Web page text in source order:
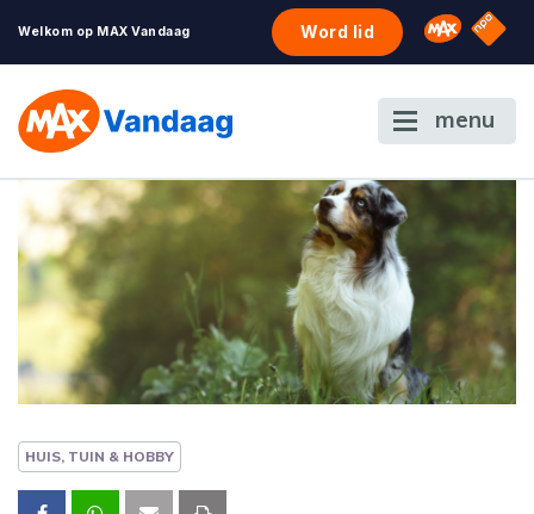
Welkom op MAX Vandaag Word lid Omroep
NPO
menu
HUIS, TUIN & HOBBY